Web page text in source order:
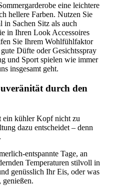
eine leichtere
hellere Farben. Nutzen Sie
in Sachen Sitz als auch
in Ihren Look Accessoires
Sie Ihrem Wohlfühlfaktor
Düfte oder Gesichtsspray
und Sport spielen wie immer
insgesamt geht.
durch den
ein kühler Kopf nicht zu
dazu entscheidet – denn
entspannte Tage, an
Temperaturen stilvoll in
genüsslich Ihr Eis, oder was
genießen.